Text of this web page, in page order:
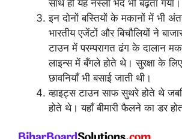
साथ ही यह नस्ली भेद भी बढ़ता गया।
इन दोनों बस्तियों के मकानों में भी
भारतीय एजेंटों और बिचौलियों ने
टाउन में परम्परागत ढंग के दालान
लाइन्स में बँगले होते थे। सुरक्षा के
छावनियाँ भी बसाई जाती थी।
व्हाइट्स टाउन साफ सुथरे होते थे
होते थे। यहाँ बीमारी फैलने का डर